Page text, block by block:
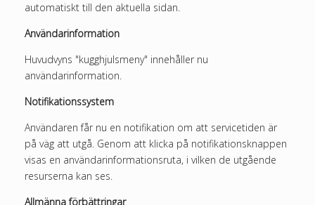
automatiskt till den aktuella sidan.
Användarinformation
Huvudvyns "kugghjulsmeny" innehåller nu
användarinformation.
Notifikationssystem
Användaren får nu en notifikation om att servicetiden är
på väg att utgå. Genom att klicka på notifikationsknappen
visas en användarinformationsruta, i vilken de utgående
resurserna kan ses.
Allmänna förbättringar